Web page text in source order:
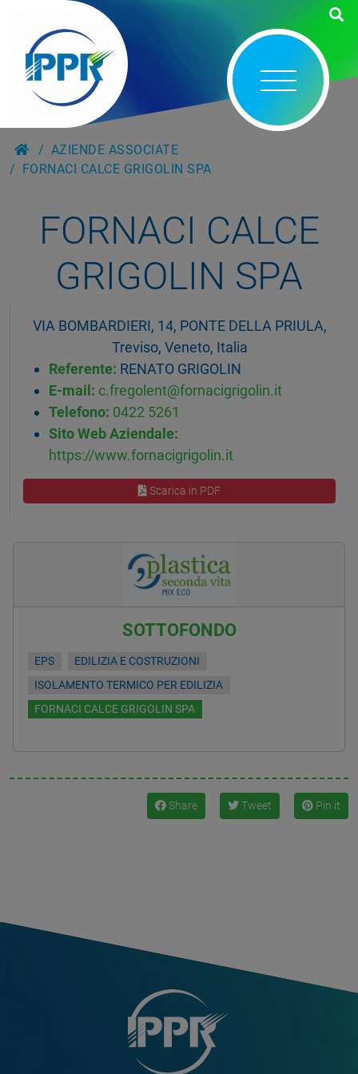
AZIENDE ASSOCIATE
FORNACI CALCE GRIGOLIN SPA
FORNACI CALCE
GRIGOLIN SPA
VIA BOMBARDIERI, 14, PONTE DELLA PRIULA,
Treviso, Veneto, Italia
Referente: RENATO GRIGOLIN
E-mail: c.fregolent@fornacigrigolin.it
Telefono: 0422 5261
Sito Web Aziendale:
https://www.fornacigrigolin.it
Scarica in PDF
SOTTOFONDO
EPS
EDILIZIA E COSTRUZIONI
ISOLAMENTO TERMICO PER EDILIZIA
FORNACI CALCE GRIGOLIN SPA
Share Tweet Pin it